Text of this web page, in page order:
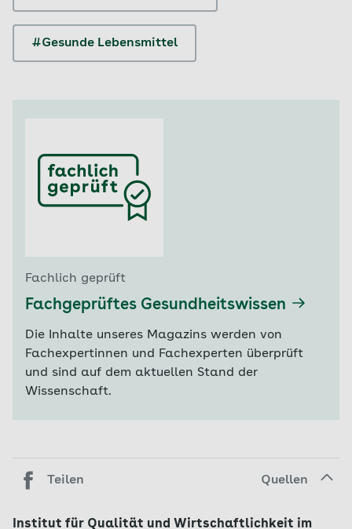
#Gesunde Lebensmittel
Fachlich geprüft
Fachgeprüftes Gesundheitswissen
Die Inhalte unseres Magazins werden von
Fachexpertinnen und Fachexperten überprüft
und sind auf dem aktuellen Stand der
Wissenschaft.
Teilen Quellen
Institut für Qualität und Wirtschaftlichkeit im